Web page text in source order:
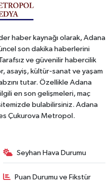
haber kaynağı olarak, Adana
son dakika haberlerini
ve güvenilir habercilik
asayiş, kültür-sanat ve yaşam
tutar. Özellikle Adana
en son gelişmeleri, maç
bulabilirsiniz. Adana
Çukurova Metropol.
Seyhan Hava Durumu
Puan Durumu ve Fikstür